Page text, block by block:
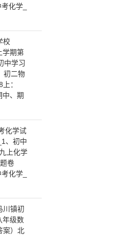
化学_
校
学期第
中学习
初二物
：
、期
化学试
、初中
上化学
卷
化学_
川镇初
年级数
案）北